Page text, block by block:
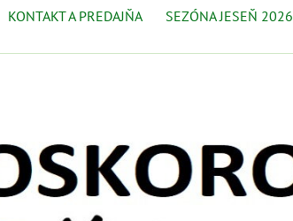
KONTAKT A PREDAJŇA SEZÓNA JESEŇ 2026